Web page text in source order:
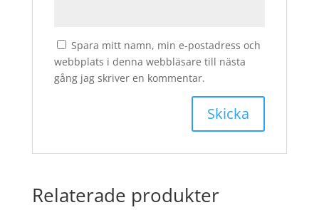
Spara mitt namn, min e-postadress och
webbplats i denna webbläsare till nästa
gång jag skriver en kommentar.
Relaterade produkter